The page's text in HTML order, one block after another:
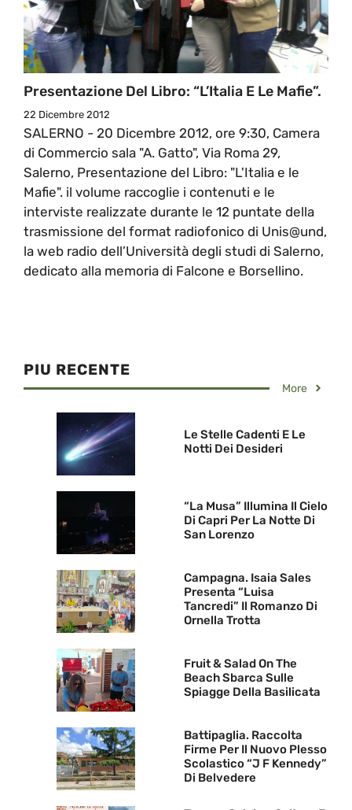
Presentazione Del Libro: “L’Italia E Le Mafie”.
22 Dicembre 2012
SALERNO - 20 Dicembre 2012, ore 9:30, Camera
di Commercio sala "A. Gatto", Via Roma 29,
Salerno, Presentazione del Libro: "L'Italia e le
Mafie". il volume raccoglie i contenuti e le
interviste realizzate durante le 12 puntate della
trasmissione del format radiofonico di Unis@und,
la web radio dell’Università degli studi di Salerno,
dedicato alla memoria di Falcone e Borsellino.
PIU RECENTE
More
Le Stelle Cadenti E Le
Notti Dei Desideri
“La Musa” Illumina Il Cielo
Di Capri Per La Notte Di
San Lorenzo
Campagna. Isaia Sales
Presenta “Luisa
Tancredi” Il Romanzo Di
Ornella Trotta
Fruit & Salad On The
Beach Sbarca Sulle
Spiagge Della Basilicata
Battipaglia. Raccolta
Firme Per Il Nuovo Plesso
Scolastico “J F Kennedy”
Di Belvedere